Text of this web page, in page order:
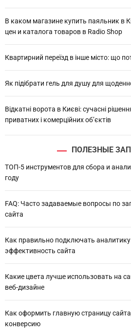
В каком магазине купить паяльник в
цен и каталога товаров в Radio Shop
Квартирний переїзд в інше місто: що
Як підібрати гель для душу для
Відкатні ворота в Києві: сучасні
приватних і комерційних об’єктів
ПОЛЕЗНЫЕ
ТОП-5 инструментов для сбора и
году
FAQ: Часто задаваемые вопросы по
сайта
Как правильно подключать
эффективность сайта
Какие цвета лучше использовать на
веб-дизайне
Как оформить главную страницу
конверсию